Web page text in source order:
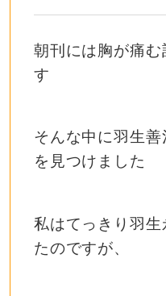
朝刊には胸が痛
す
そんな中に羽生
を見つけました
私はてっきり羽
たのですが、